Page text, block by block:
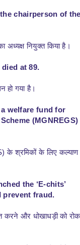
chairperson of the
अध्यक्ष नियुक्त किया है।
at 89.
हो गया है।
welfare fund for
(MGNREGS)
के श्रमिकों के लिए कल्याण
the ‘E-chits’
prevent fraud.
करने और धोखाधड़ी को